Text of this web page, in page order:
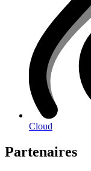
Cloud
Partenaires